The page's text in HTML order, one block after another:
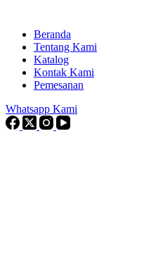
Beranda
Tentang Kami
Katalog
Kontak Kami
Pemesanan
Whatsapp Kami